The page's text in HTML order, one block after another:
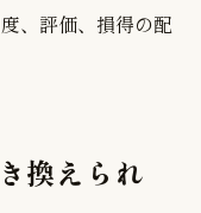
、評価、損得の配
換えられ